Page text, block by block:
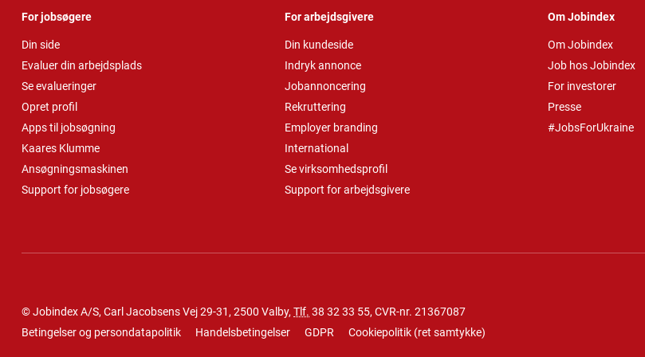
For jobsøgere
Din side
Evaluer din arbejdsplads
Se evalueringer
Opret profil
Apps til jobsøgning
Kaares Klumme
Ansøgningsmaskinen
Support for jobsøgere
For arbejdsgivere
Din kundeside
Indryk annonce
Jobannoncering
Rekruttering
Employer branding
International
Se virksomhedsprofil
Support for arbejdsgivere
Om Jobindex
Om Jobindex
Job hos Jobindex
For investorer
Presse
#JobsForUkraine
© Jobindex A/S, Carl Jacobsens Vej 29-31, 2500 Valby, Tlf. 38 32 33 55, CVR-nr. 21367087
Betingelser og persondatapolitik
Handelsbetingelser GDPR Cookiepolitik (ret samtykke)